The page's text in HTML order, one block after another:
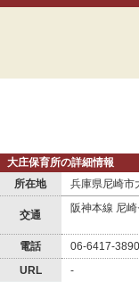
大庄保育所の詳細情報
所在地
兵庫県尼崎市
交通
阪神本線 尼
電話
06-6417-3890
URL
-